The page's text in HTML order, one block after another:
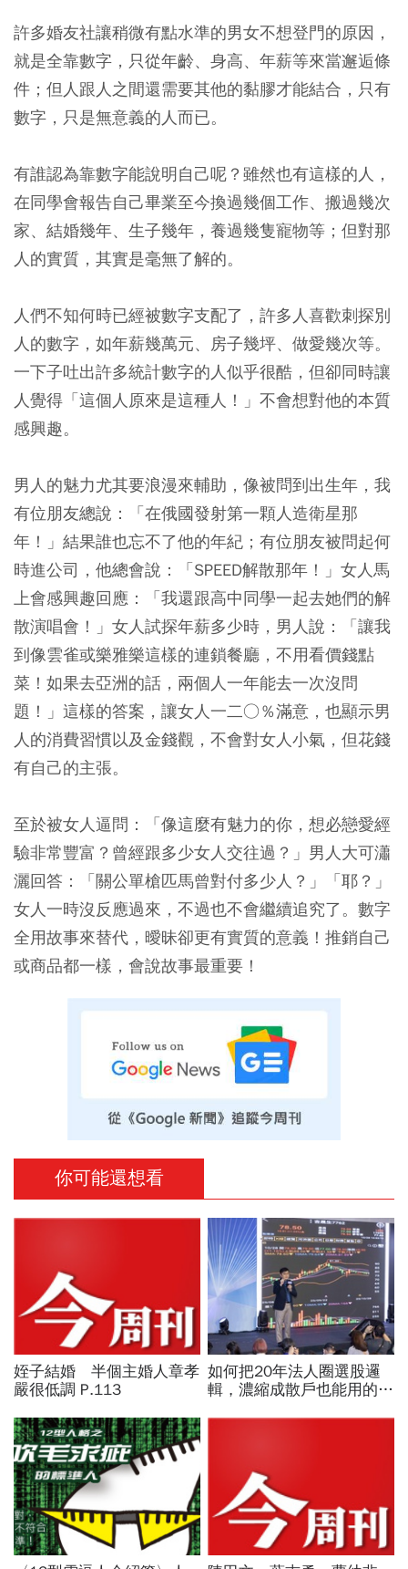
許多婚友社讓稍微有點水準的男女不想登門的原因，
就是全靠數字，只從年齡、身高、年薪等來當邂逅條
件；但人跟人之間還需要其他的黏膠才能結合，只有
數字，只是無意義的人而已。
有誰認為靠數字能說明自己呢？雖然也有這樣的人，
在同學會報告自己畢業至今換過幾個工作、搬過幾次
家、結婚幾年、生子幾年，養過幾隻寵物等；但對那
人的實質，其實是毫無了解的。
人們不知何時已經被數字支配了，許多人喜歡刺探別
人的數字，如年薪幾萬元、房子幾坪、做愛幾次等。
一下子吐出許多統計數字的人似乎很酷，但卻同時讓
人覺得「這個人原來是這種人！」不會想對他的本質
感興趣。
男人的魅力尤其要浪漫來輔助，像被問到出生年，我
有位朋友總說：「在俄國發射第一顆人造衛星那
年！」結果誰也忘不了他的年紀；有位朋友被問起何
時進公司，他總會說：「SPEED解散那年！」女人馬
上會感興趣回應：「我還跟高中同學一起去她們的解
散演唱會！」女人試探年薪多少時，男人說：「讓我
到像雲雀或樂雅樂這樣的連鎖餐廳，不用看價錢點
菜！如果去亞洲的話，兩個人一年能去一次沒問
題！」這樣的答案，讓女人一二○％滿意，也顯示男
人的消費習慣以及金錢觀，不會對女人小氣，但花錢
有自己的主張。
至於被女人逼問：「像這麼有魅力的你，想必戀愛經
驗非常豐富？曾經跟多少女人交往過？」男人大可瀟
灑回答：「關公單槍匹馬曾對付多少人？」「耶？」
女人一時沒反應過來，不過也不會繼續追究了。數字
全用故事來替代，曖昧卻更有實質的意義！推銷自己
或商品都一樣，會說故事最重要！
你可能還想看
姪子結婚 半個主婚人章孝
嚴很低調 P.113
如何把20年法人圈選股邏
輯，濃縮成散戶也能用的三